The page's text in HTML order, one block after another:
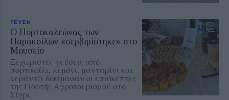
ΓΕΥΣΗ
Ο Πορτοκαλεώνας των
Παρακοίλων «σερβιρίστηκε» στο
Μουσείο
Ξεχωριστές γεύσεις από
πορτοκάλι, λεμόνι, μανταρίνι και
νεράντζι δοκίμασαν οι επισκέπτες
της Γιορτής Αγροτουρισμού στο
Σίγρι